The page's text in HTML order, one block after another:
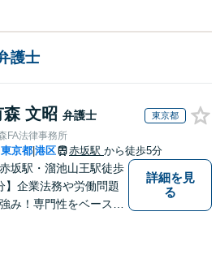
護士
森 文昭 弁護士 東京都
FA法律事務所
東京都 港区 赤坂駅 から徒歩5分
赤坂駅・溜池山王駅徒歩
】企業法務や労働問題
み！専門性をベースに
詳細を見
る